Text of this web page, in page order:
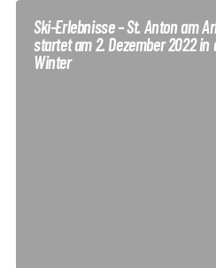
Ski-Erlebnisse – St. Anton am
startet am 2. Dezember 2022 in
Winter